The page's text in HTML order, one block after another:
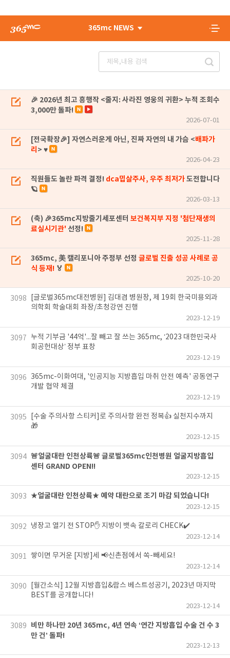
365mc NEWS
🎉 2026년 최고 흥행작 <줄지: 사라진 영웅의 귀환> 누적 조회수
3,000만 돌파!
2026-07-01
[전국확장🎉] 자연스러운게 아닌, 진짜 자연의 내 가슴 <배파가
리 > ♥
2026-04-23
직원들도 놀란 파격 결정! dca밉살주사, 우주 최저가도전합니다
🪐
2026-03-13
(축) 🎉365mc지방줄기세포센터 보건복지부 지정 '첨단재생의
료실시기관' 선정!
2025-11-28
365mc, 美 캘리포니아 주정부 선정 글로벌 진출 성공 사례로 공
식 등재! 🏅
2025-10-20
3098
[글로벌365mc대전병원] 김대겸 병원장, 제 19회 한국미용외과
의학회 학술대회 좌장/초청강연 진행
2023-12-19
3097 누적 기부금 '44억'...잘 빼고 잘 쓰는 365mc, ‘2023 대한민국사
회공헌대상’ 정부 표창
2023-12-19
3096
365mc-이화여대, '인공지능 지방흡입 마취 안전 예측' 공동연구
개발 협약 체결
2023-12-19
3095
[수술 주의사항 스티커]로 주의사항 완전 정복👍 실천지수까지
🎁
2023-12-15
3094 🚨얼굴대란 인천상륙🚨 글로벌365mc인천병원 얼굴지방흡입
센터 GRAND OPEN!!
2023-12-15
3093 ★얼굴대란 인천상륙★ 예약 대란으로 조기 마감 되었습니다!
2023-12-15
3092 냉장고 열기 전 STOP✋ 지방이 뱃속 칼로리 CHECK✔️
2023-12-14
3091 쌓이면 무거운 [지방]세 📢신촌점에서 쏙-빼세요!
2023-12-14
3090
[월간소식] 12월 지방흡입&람스 베스트성공기, 2023년 마지막
BEST를 공개합니다!
2023-12-14
3089
비만 하나만 20년 365mc, 4년 연속 ‘연간 지방흡입 수술 건 수 3
만 건’ 돌파!
2023-12-13